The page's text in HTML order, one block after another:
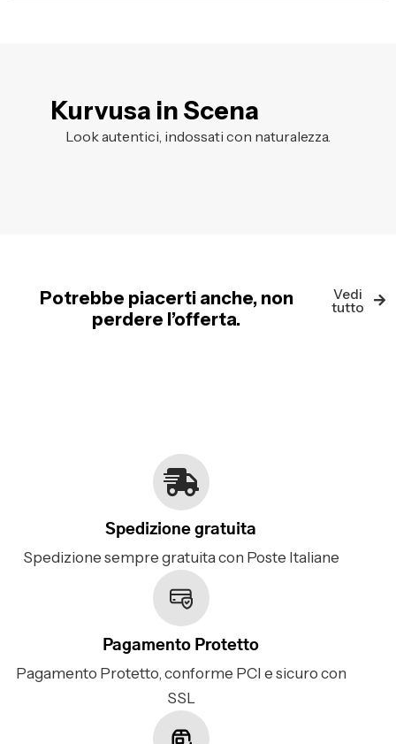
Kurvusa in Scena
Look autentici, indossati con naturalezza.
Potrebbe piacerti anche, non
perdere l’offerta.
Vedi
tutto
Spedizione gratuita
Spedizione sempre gratuita con Poste Italiane
Pagamento Protetto
Pagamento Protetto, conforme PCI e sicuro con
SSL